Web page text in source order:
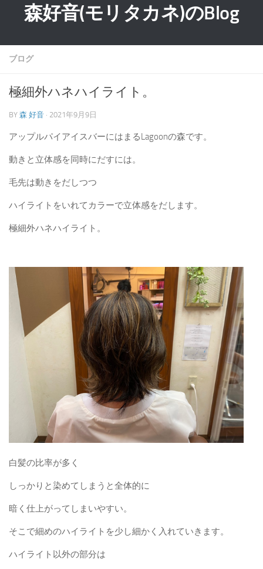
森好音(モリタカネ)のBlog
ブログ
極細外ハネハイライト。
BY 森 好音 · 2021年9月9日
アップルパイアイスバーにはまるLagoonの森です。
動きと立体感を同時にだすには。
毛先は動きをだしつつ
ハイライトをいれてカラーで立体感をだします。
極細外ハネハイライト。
白髪の比率が多く
しっかりと染めてしまうと全体的に
暗く仕上がってしまいやすい。
そこで細めのハイライトを少し細かく入れていきます。
ハイライト以外の部分は